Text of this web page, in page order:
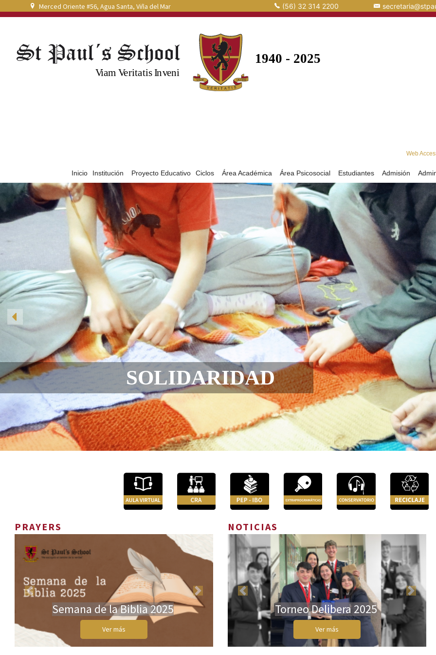
Merced Oriente #56, Agua Santa, Viña del Mar (56) 32 314 2200
Web
Inicio Institución Proyecto Educativo Ciclos Área Académica Área Psicosocial Estudiantes Admisión
PRAYERS
Semana de la Biblia 2025
Ver más
Previous Next
NOTICIAS
Torneo Delibera 2025
Ver más
Previous Next